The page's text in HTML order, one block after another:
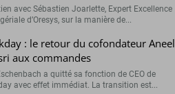
avec Sébastien Joarlette, Expert Excellence
d’Oresys, sur la manière de...
: le retour du cofondateur Aneel
aux commandes
a quitté sa fonction de CEO de
avec effet immédiat. La transition est...